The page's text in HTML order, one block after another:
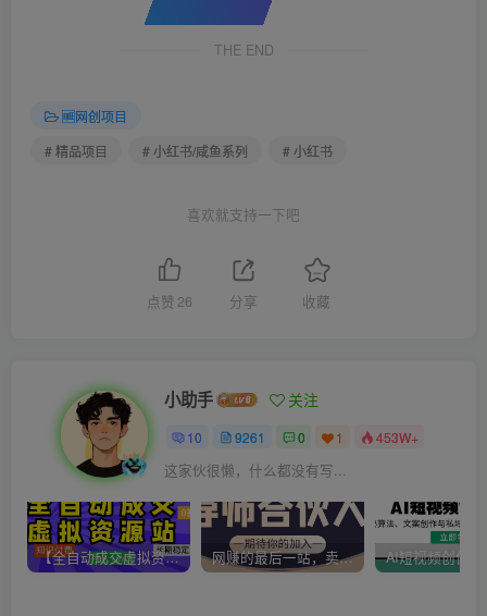
THE END
🆓网创项目
# 精品项目
# 小红书/咸鱼系列 # 小红书
喜欢就支持一下吧
点赞 26 分享 收藏
小助手 关注
10 9261 0 1 453W+
这家伙很懒，什么都没有写...
【全自动成交虚拟资源站】站长唯一陪跑项目！月入10W+~长期稳定~ 网赚的最后一站，卖项目！做网赚顶级猎食者~